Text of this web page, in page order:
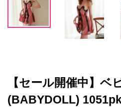
【セール開催中】ベ
(BABYDOLL)